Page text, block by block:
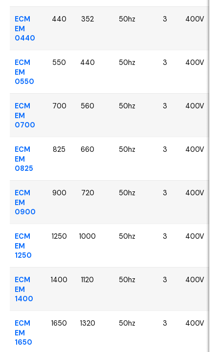
ECM
EM
0440
440 352 50hz 3 400V
ECM
EM
0550
550 440 50hz 3 400V
ECM
EM
0700
700 560 50hz 3 400V
ECM
EM
0825
825 660 50hz 3 400V
ECM
EM
0900
900 720 50hz 3 400V
ECM
EM
1250
1250 1000 50hz 3 400V
ECM
EM
1400
1400 1120 50hz 3 400V
ECM
EM
1650
1650 1320 50hz 3 400V